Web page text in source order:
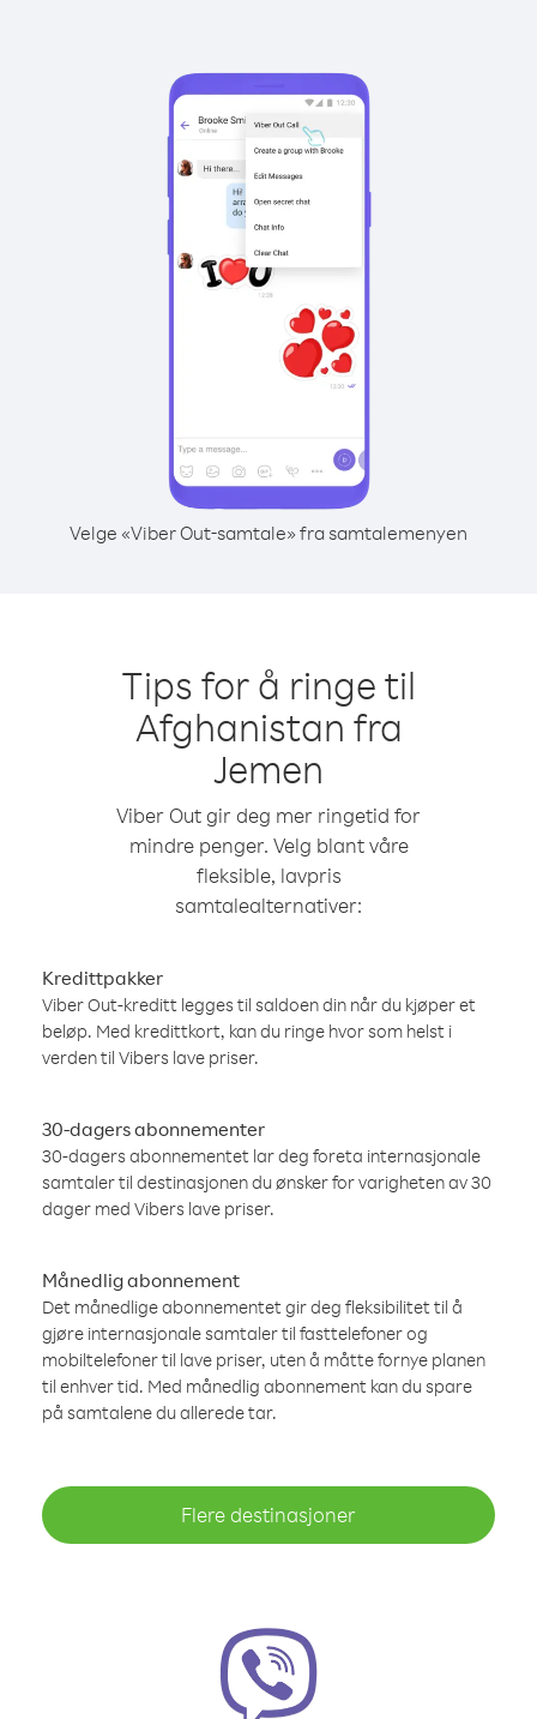
Velge «Viber Out-samtale» fra samtalemenyen
Tips for å ringe til
Afghanistan fra
Jemen
Viber Out gir deg mer ringetid for
mindre penger. Velg blant våre
fleksible, lavpris
samtalealternativer:
Kredittpakker
Viber Out-kreditt legges til saldoen din når du kjøper et
beløp. Med kredittkort, kan du ringe hvor som helst i
verden til Vibers lave priser.
30-dagers abonnementer
30-dagers abonnementet lar deg foreta internasjonale
samtaler til destinasjonen du ønsker for varigheten av 30
dager med Vibers lave priser.
Månedlig abonnement
Det månedlige abonnementet gir deg fleksibilitet til å
gjøre internasjonale samtaler til fasttelefoner og
mobiltelefoner til lave priser, uten å måtte fornye planen
til enhver tid. Med månedlig abonnement kan du spare
på samtalene du allerede tar.
Flere destinasjoner